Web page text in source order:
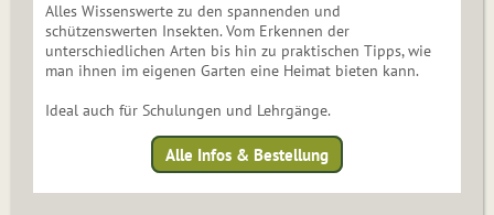
Alles Wissenswerte zu den spannenden und
schützenswerten Insekten. Vom Erkennen der
unterschiedlichen Arten bis hin zu praktischen Tipps, wie
man ihnen im eigenen Garten eine Heimat bieten kann.
Ideal auch für Schulungen und Lehrgänge.
Alle Infos & Bestellung